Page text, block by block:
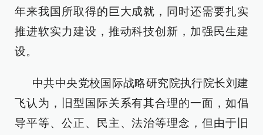
年来我国所取得的巨大成就，同时还需要扎实
推进软实力建设，推动科技创新，加强民生建
设。
中共中央党校国际战略研究院执行院长刘建
飞认为，旧型国际关系有其合理的一面，如倡
导平等、公正、民主、法治等理念，但由于旧